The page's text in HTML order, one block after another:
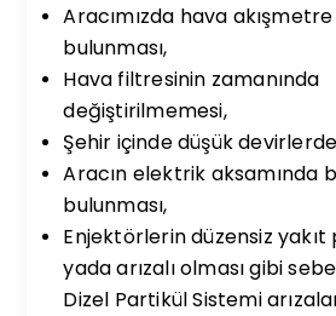
Aracımızda hava akışmetre
bulunması,
Hava filtresinin zamanında
değiştirilmemesi,
Şehir içinde düşük
Aracın elektrik aksamında
bulunması,
Enjektörlerin düzensiz
yada arızalı olması gibi
Dizel Partikül Sistemi